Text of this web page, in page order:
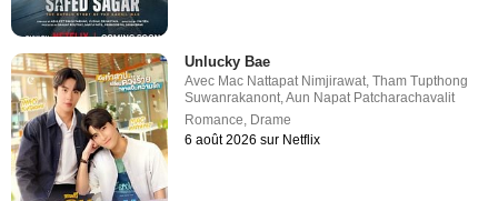
Unlucky Bae
Avec Mac Nattapat Nimjirawat,Tham Tupthong
Suwanrakanont,Aun Napat Patcharachavalit
Romance, Drame
6 août 2026 sur Netflix